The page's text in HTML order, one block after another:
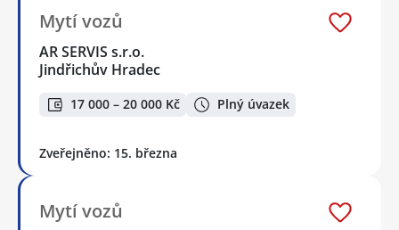
Mytí vozů
AR SERVIS s.r.o.
Jindřichův Hradec
17 000 – 20 000 Kč Plný úvazek
Zveřejněno: 15. března
Mytí vozů